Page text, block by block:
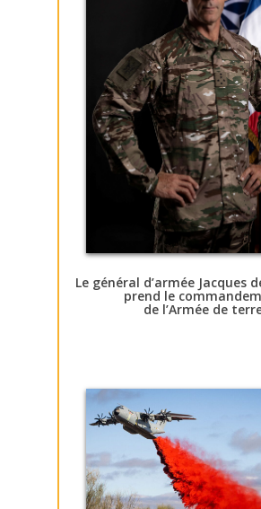
Le général d’armée Jacques
prend le
de l’Armée de